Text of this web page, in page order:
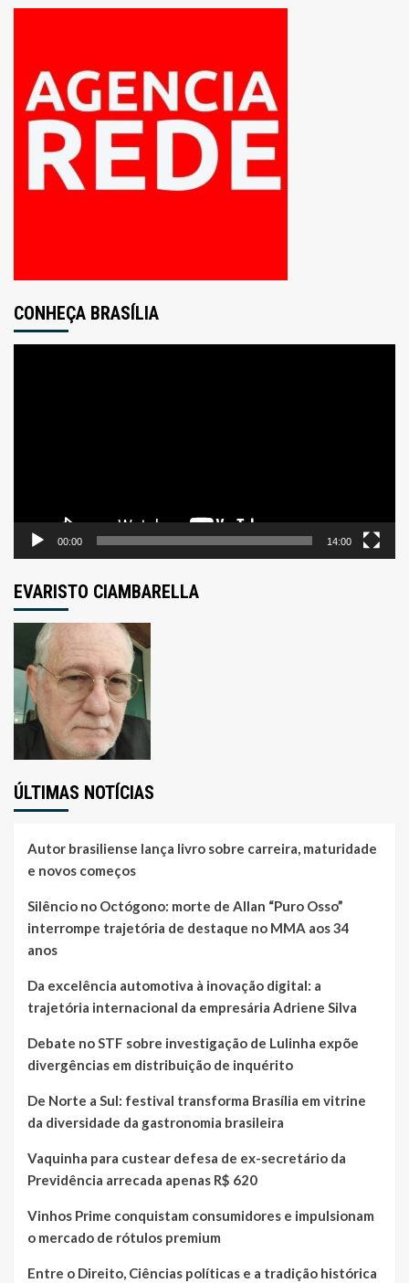
CONHEÇA BRASÍLIA
00:00 14:00
EVARISTO CIAMBARELLA
ÚLTIMAS NOTÍCIAS
Autor brasiliense lança livro sobre carreira, maturidade
e novos começos
Silêncio no Octógono: morte de Allan “Puro Osso”
interrompe trajetória de destaque no MMA aos 34
anos
Da excelência automotiva à inovação digital: a
trajetória internacional da empresária Adriene Silva
Debate no STF sobre investigação de Lulinha expõe
divergências em distribuição de inquérito
De Norte a Sul: festival transforma Brasília em vitrine
da diversidade da gastronomia brasileira
Vaquinha para custear defesa de ex-secretário da
Previdência arrecada apenas R$ 620
Vinhos Prime conquistam consumidores e impulsionam
o mercado de rótulos premium
Entre o Direito, Ciências políticas e a tradição histórica